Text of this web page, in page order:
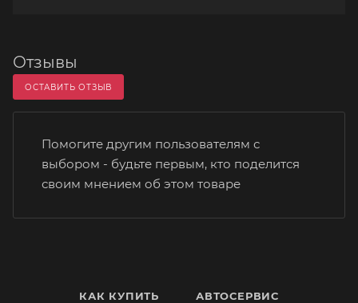
Отзывы
ОСТАВИТЬ ОТЗЫВ
Помогите другим пользователям с
выбором - будьте первым, кто поделится
своим мнением об этом товаре
КАК КУПИТЬ АВТОСЕРВИС